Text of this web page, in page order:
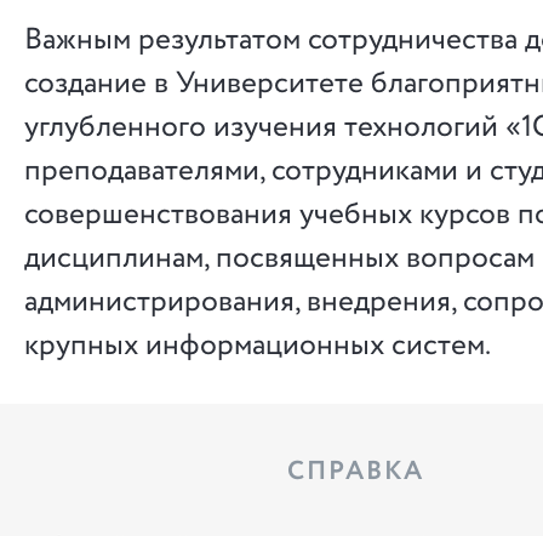
Важным результатом сотрудничества
создание в Университете
углубленного изучения технологий
преподавателями, сотрудниками и
совершенствования учебных курсов
дисциплинам, посвященных вопросам
администрирования, внедрения,
крупных информационных систем.
СПРАВКА